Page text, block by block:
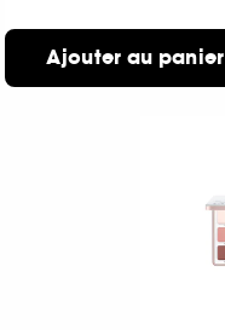
Ajouter au panier